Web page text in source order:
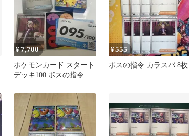
¥7,700
ポケモンカード スタート
デッキ100 ボスの指令 SR
¥555
ボスの指令 カラスバ 8枚